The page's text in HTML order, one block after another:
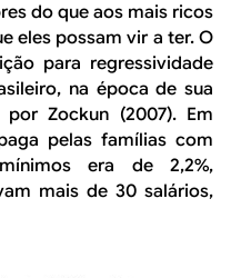
do que aos mais ricos
eles possam vir a ter. O
para regressividade
na época de sua
Zockun (2007). Em
pelas famílias com
era de 2,2%,
mais de 30 salários,